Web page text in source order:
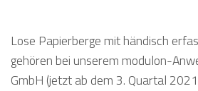
Lose Papierberge mit händisch
gehören bei unserem modulon-
GmbH (jetzt ab dem 3. Quartal